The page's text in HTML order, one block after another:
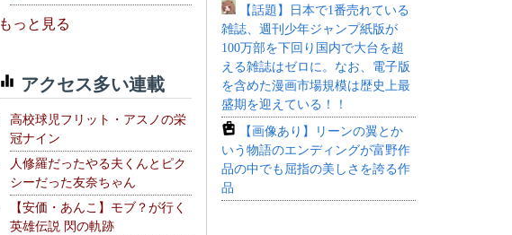
もっと見る
アクセス多い連載
高校球児フリット・アスノの栄
冠ナイン
人修羅だったやる夫くんとピク
シーだった友奈ちゃん
【安価・あんこ】モブ？が行く
英雄伝説 閃の軌跡
【話題】日本で1番売れている
雑誌、週刊少年ジャンプ紙版が
100万部を下回り国内で大台を超
える雑誌はゼロに。なお、電子版
を含めた漫画市場規模は歴史上最
盛期を迎えている！！
【画像あり】リーンの翼とか
いう物語のエンディングが富野作
品の中でも屈指の美しさを誇る作
品